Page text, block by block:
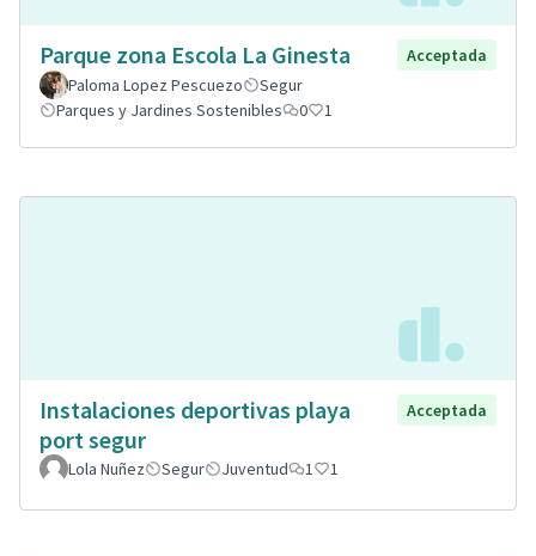
Parque zona Escola La Ginesta
Acceptada
Paloma Lopez Pescuezo
Segur
Parques y Jardines Sostenibles
0 1
Instalaciones deportivas playa
port segur
Acceptada
Lola Nuñez Segur Juventud 1 1